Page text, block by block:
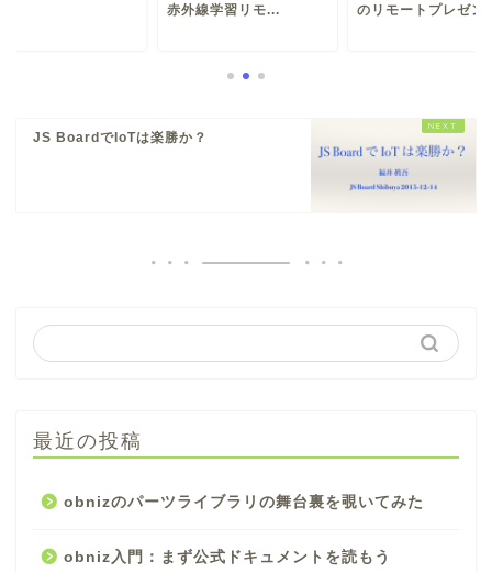
赤外線学習リモ...
のリモートプレゼン
JS BoardでIoTは楽勝か？
最近の投稿
obnizのパーツライブラリの舞台裏を覗いてみた
obniz入門：まず公式ドキュメントを読もう